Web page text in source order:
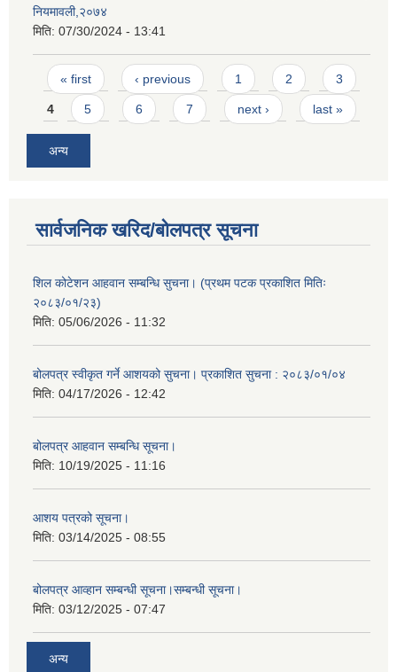
नियमावली,२०७४
मिति: 07/30/2024 - 13:41
Pages
« first ‹ previous 1 2 3
4 5 6 7 next › last »
अन्य
सार्वजनिक खरिद/बोलपत्र सूचना
शिल कोटेशन आहवान सम्बन्धि सुचना। (प्रथम पटक प्रकाशित मितिः
२०८३/०१/२३)
मिति: 05/06/2026 - 11:32
बोलपत्र स्वीकृत गर्ने आशयको सुचना। प्रकाशित सुचना : २०८३/०१/०४
मिति: 04/17/2026 - 12:42
बोलपत्र आहवान सम्बन्धि सूचना।
मिति: 10/19/2025 - 11:16
आशय पत्रको सूचना।
मिति: 03/14/2025 - 08:55
बोलपत्र आव्हान सम्बन्धी सूचना।सम्बन्धी सूचना।
मिति: 03/12/2025 - 07:47
अन्य